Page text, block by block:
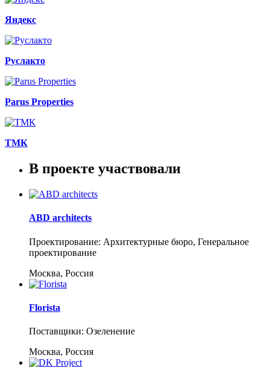
Яндекс
Руслакто
Parus Properties
ТМК
В проекте участвовали
ABD architects
Проектирование: Архитектурные бюро, Генеральное
проектирование
Москва, Россия
Florista
Поставщики: Озеленение
Москва, Россия